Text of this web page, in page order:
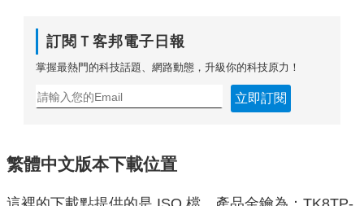
訂閱Ｔ客邦電子日報
掌握最熱門的科技話題、網路動態，升級你的科技原力！
立即訂閱
繁體中文版本下載位置